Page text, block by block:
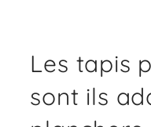
Les tapis
sont ils